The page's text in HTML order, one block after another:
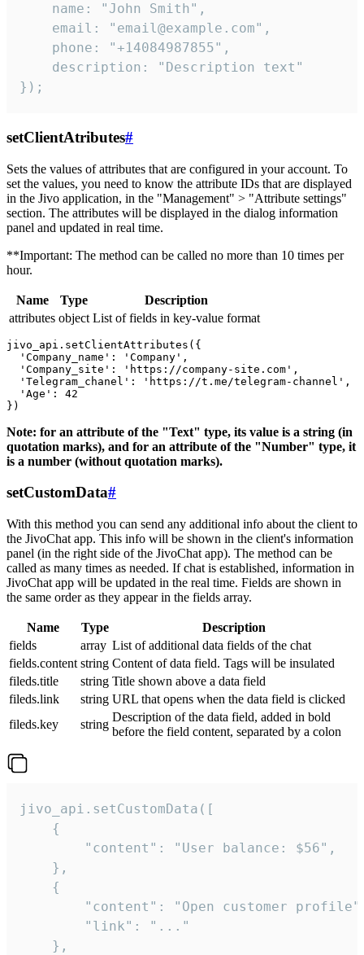
    name: "John Smith",
    email: "email@example.com",
    phone: "+14084987855",
    description: "Description text"
});
setClientAtributes#
Sets the values ​​of attributes that are configured in your account. To
set the values, you need to know the attribute IDs that are displayed
in the Jivo application, in the "Management" > "Attribute settings"
section. The attributes will be displayed in the dialog information
panel and updated in real time.
**Important: The method can be called no more than 10 times per
hour.
Name Type
Description
attributes object List of fields in key-value format
jivo_api.setClientAttributes({
  'Company_name': 'Company',
  'Company_site': 'https://company-site.com',
  'Telegram_chanel': 'https://t.me/telegram-channel',
  'Age': 42
Note: for an attribute of the "Text" type, its value is a string (in
quotation marks), and for an attribute of the "Number" type, it
is a number (without quotation marks).
setCustomData#
With this method you can send any additional info about the client to
the JivoChat app. This info will be shown in the client's information
panel (in the right side of the JivoChat app). The method can be
called as many times as needed. If chat is established, information in
JivoChat app will be updated in the real time. Fields are shown in
the same order as they appear in the fields array.
Name Type
Description
fields
array List of additional data fields of the chat
fields.content string Content of data field. Tags will be insulated
fileds.title
string Title shown above a data field
fileds.link
string URL that opens when the data field is clicked
fileds.key
string
Description of the data field, added in bold
before the field content, separated by a colon
jivo_api.setCustomData([
    {
        "content": "User balance: $56",
    },
    {
"content": "Open customer
        "link": "..."
    },